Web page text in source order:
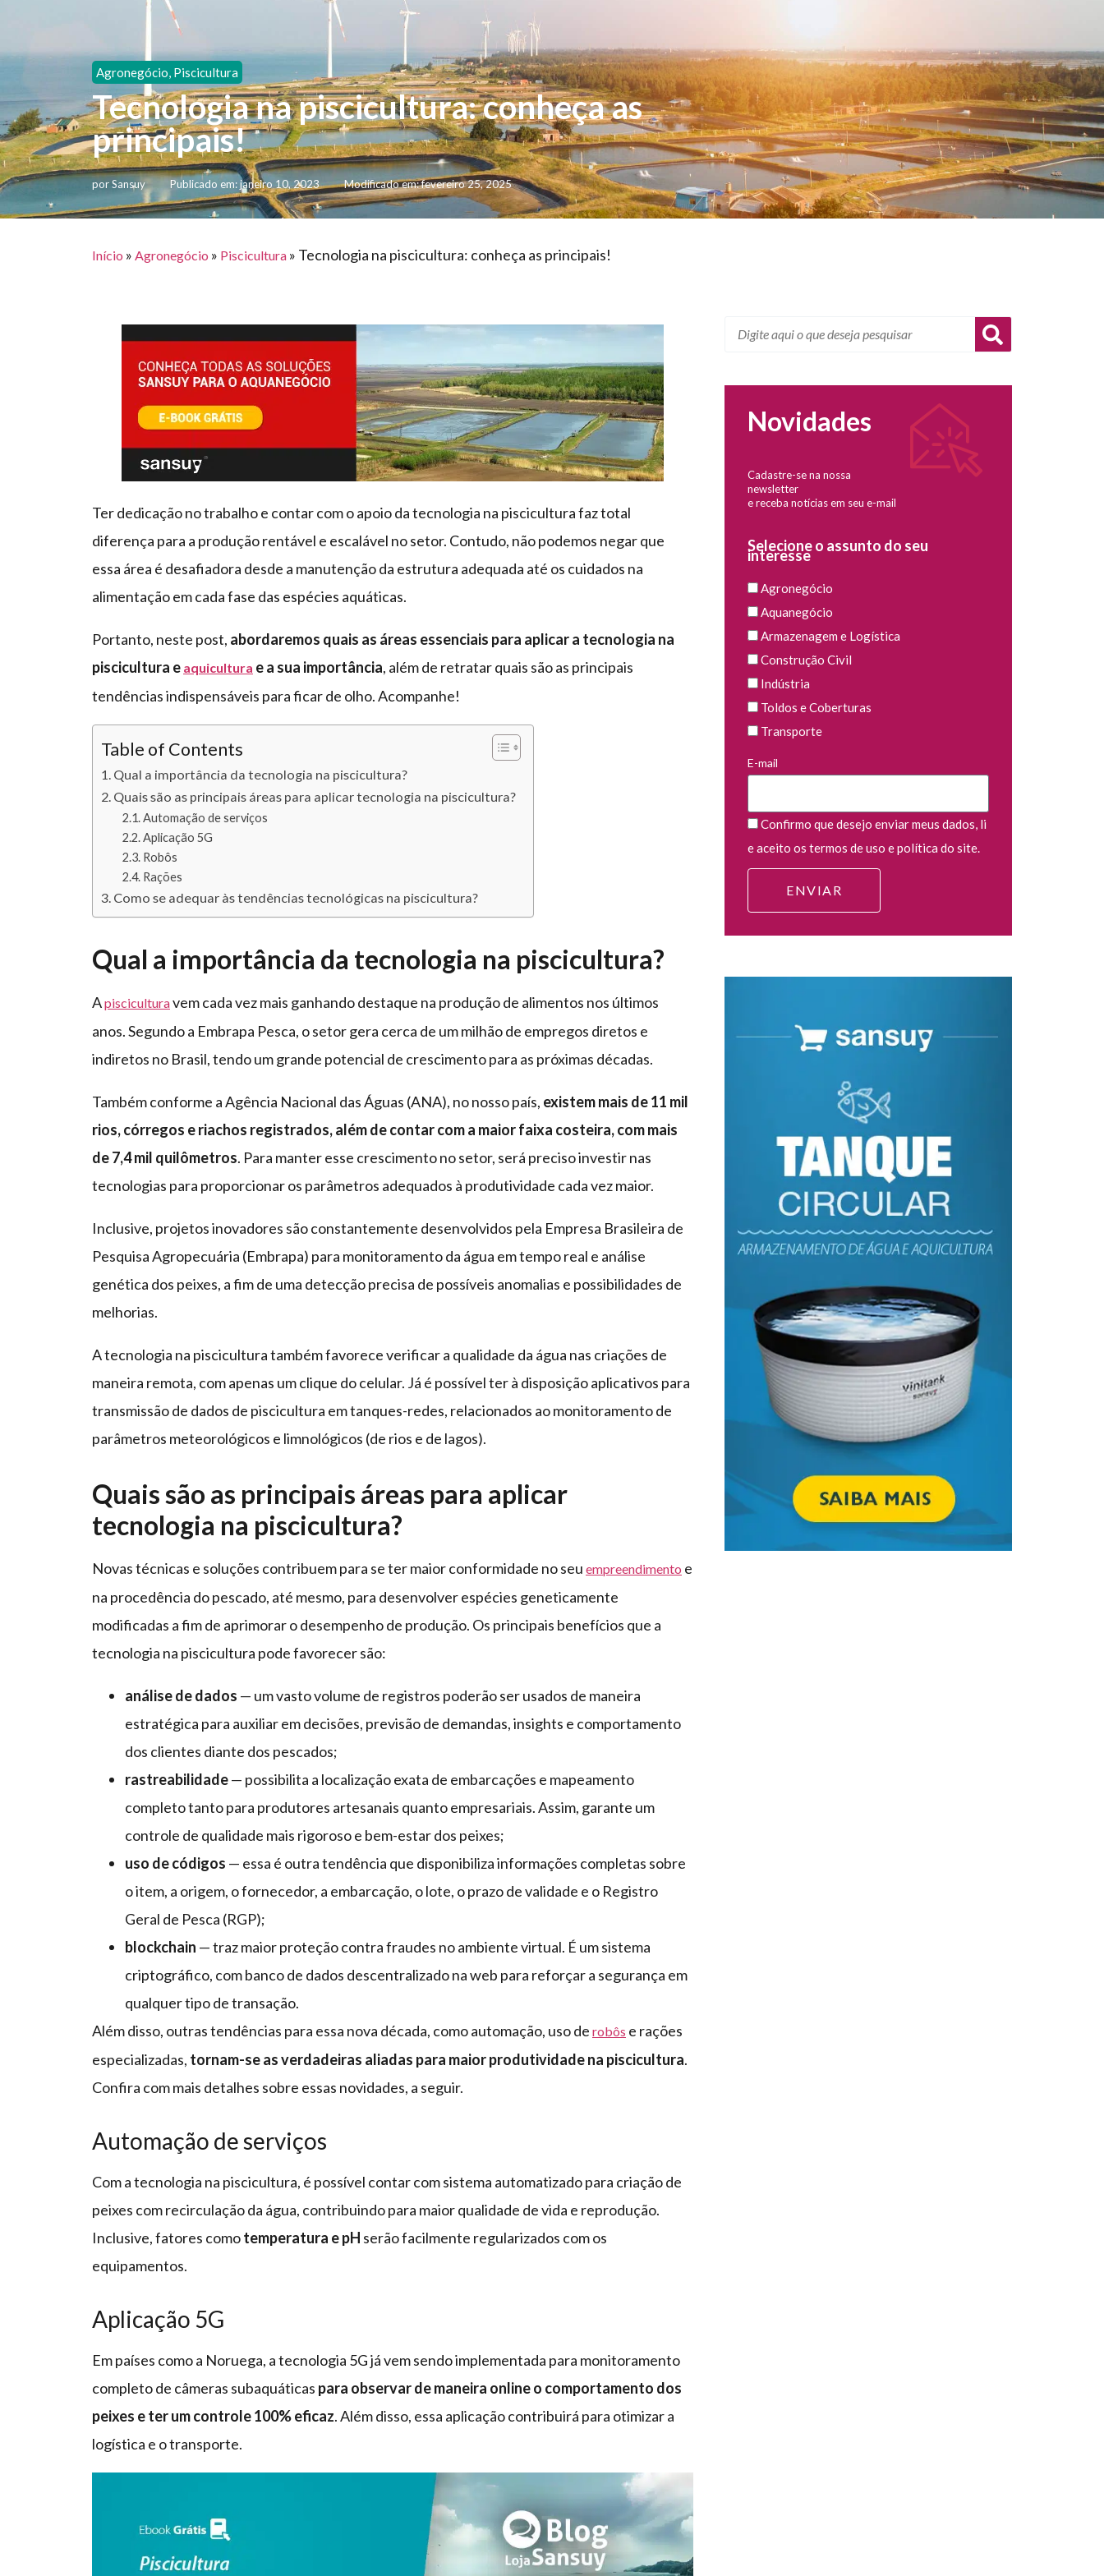
Agronegócio, Piscicultura
Tecnologia na piscicultura: conheça as
principais!
porSansuy Publicado em:janeiro 10, 2023 Modificado em: fevereiro 25, 2025
Início » Agronegócio » Piscicultura » Tecnologia na piscicultura: conheça as principais!
Ter dedicação no trabalho e contar com o apoio da tecnologia na piscicultura faz total
diferença para a produção rentável e escalável no setor. Contudo, não podemos negar que
essa área é desafiadora desde a manutenção da estrutura adequada até os cuidados na
alimentação em cada fase das espécies aquáticas.
Portanto, neste post, abordaremos quais as áreas essenciais para aplicar a tecnologia na
piscicultura e aquicultura ea sua importância, além de retratar quais são as principais
tendências indispensáveis para ficar de olho. Acompanhe!
Table of Contents
Qual a importância da tecnologia na piscicultura?
Quais são as principais áreas para aplicar tecnologia na piscicultura?
Automação de serviços
Aplicação 5G
Robôs
Rações
Como se adequar às tendências tecnológicas na piscicultura?
Qual a importância da tecnologia na piscicultura?
Apisciculturavem cada vez mais ganhando destaque na produção de alimentos nos últimos
anos. Segundo a Embrapa Pesca, o setor gera cerca de um milhão de empregos diretos e
indiretos no Brasil, tendo um grande potencial de crescimento para as próximas décadas.
Também conforme a Agência Nacional das Águas (ANA), no nosso país, existem mais de 11 mil
rios, córregos e riachos registrados, além de contar com a maior faixa costeira, com mais
de 7,4 mil quilômetros. Para manter esse crescimento no setor, será preciso investir nas
tecnologias para proporcionar os parâmetros adequados à produtividade cada vez maior.
Inclusive, projetos inovadores são constantemente desenvolvidos pela Empresa Brasileira de
Pesquisa Agropecuária (Embrapa) para monitoramento da água em tempo real e análise
genética dos peixes, a fim de uma detecção precisa de possíveis anomalias e possibilidades de
melhorias.
A tecnologia na piscicultura também favorece verificar a qualidade da água nas criações de
maneira remota, com apenas um clique do celular. Já é possível ter à disposição aplicativos para
transmissão de dados de piscicultura em tanques-redes, relacionados ao monitoramento de
parâmetros meteorológicos e limnológicos (de rios e de lagos).
Quais são as principais áreas para aplicar
tecnologia na piscicultura?
Novas técnicas e soluções contribuem para se ter maior conformidade no seu empreendimento e
na procedência do pescado, até mesmo, para desenvolver espécies geneticamente
modificadas a fim de aprimorar o desempenho de produção. Os principais benefícios que a
tecnologia na piscicultura pode favorecer são:
análise de dados — um vasto volume de registros poderão ser usados de maneira
estratégica para auxiliar em decisões, previsão de demandas, insights e comportamento
dos clientes diante dos pescados;
rastreabilidade— possibilita a localização exata de embarcações e mapeamento
completo tanto para produtores artesanais quanto empresariais. Assim, garante um
controle de qualidade mais rigoroso e bem-estar dos peixes;
uso de códigos — essa é outra tendência que disponibiliza informações completas sobre
o item, a origem, o fornecedor, a embarcação, o lote, o prazo de validade e o Registro
Geral de Pesca (RGP);
blockchain — traz maior proteção contra fraudes no ambiente virtual. É um sistema
criptográfico, com banco de dados descentralizado na web para reforçar a segurança em
qualquer tipo de transação.
Além disso, outras tendências para essa nova década, como automação, uso de robôs e rações
especializadas, tornam-se as verdadeiras aliadas para maior produtividade na piscicultura.
Confira com mais detalhes sobre essas novidades, a seguir.
Automação de serviços
Com a tecnologia na piscicultura, é possível contar com sistema automatizado para criação de
peixes com recirculação da água, contribuindo para maior qualidade de vida e reprodução.
Inclusive, fatores comotemperatura e pH serão facilmente regularizados com os
equipamentos.
Aplicação 5G
Em países como a Noruega, a tecnologia 5G já vem sendo implementada para monitoramento
completo de câmeras subaquáticas para observar de maneira online o comportamento dos
peixes e ter um controle 100% eficaz. Além disso, essa aplicação contribuirá para otimizar a
logística e o transporte.
Novidades
Cadastre-se na nossa
newsletter
e receba notícias em seu e-mail
Selecione o assunto do seu
interesse
Agronegócio
Aquanegócio
Armazenagem e Logística
Construção Civil
Indústria
Toldos e Coberturas
Transporte
E-mail
Confirmo que desejo enviar meus dados, li
e aceito os termos de uso e política do site.